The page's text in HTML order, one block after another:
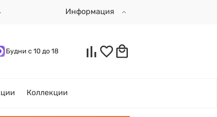
Информация
Будни с 10 до 18
Коллекции